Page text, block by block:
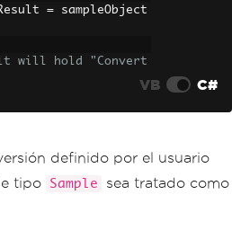
=
will hold "Convert
VB C#
definido por el usuario
tipo
Sample
sea tratado como